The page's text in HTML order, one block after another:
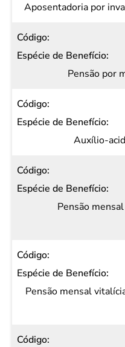
Aposentadoria por
Pensão por
Auxílio-
Pensão
Pensão mensal